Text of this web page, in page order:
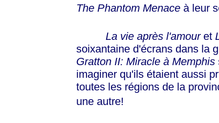
The Phantom Menaceà leur
La vie après l'amour et
soixantaine d'écrans dans la
Gratton II: Miracle à Memphis
imaginer qu'ils étaient aussi
toutes les régions de la
une autre!